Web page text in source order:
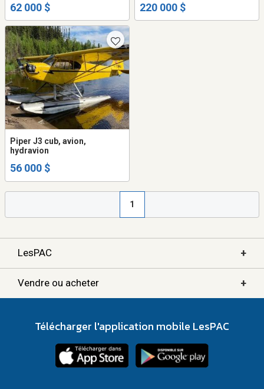
62 000 $ 220 000 $
Piper J3 cub, avion,
hydravion
56 000 $
1
LesPAC +
Vendre ou acheter +
Télécharger l'application mobile LesPAC